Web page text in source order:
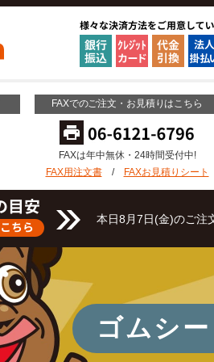
FAXでのご注文・お見積りはこちら
FAXは年中無休・24時間受付中!
FAX用注文書/ FAXお見積りシート
本日8月7日(金)のご注
ゴムシ